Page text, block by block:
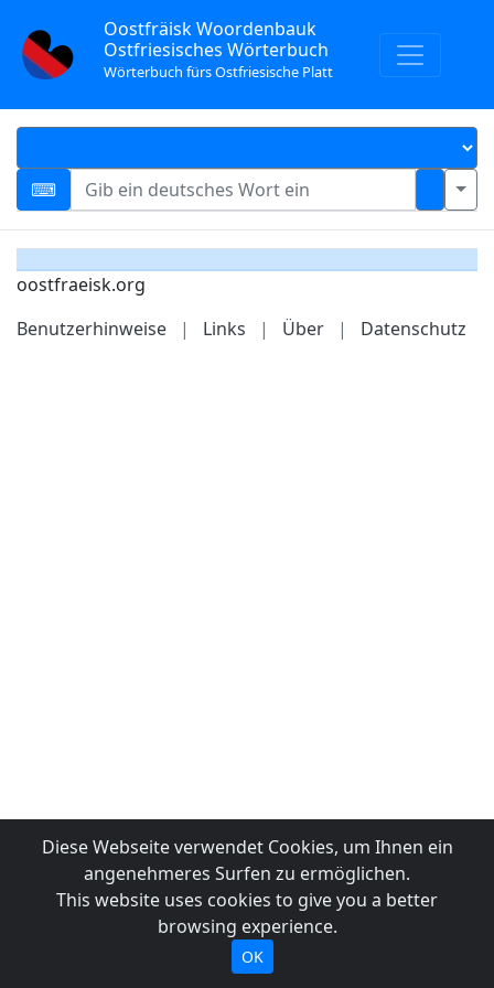
Oostfräisk Woordenbauk
Ostfriesisches Wörterbuch
Wörterbuch fürs Ostfriesische Platt
oostfraeisk.org
Benutzerhinweise
| Links | Über | Datenschutz
Diese Webseite verwendet Cookies, um Ihnen ein
angenehmeres Surfen zu ermöglichen.
This website uses cookies to give you a better
browsing experience.
OK